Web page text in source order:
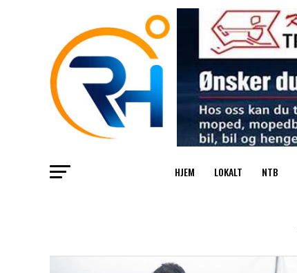
HJEM LOKALT NTB